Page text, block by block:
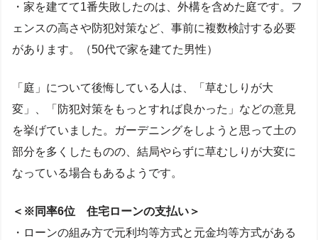
・家を建てて1番失敗したのは、外構を含めた庭です。フ
ェンスの高さや防犯対策など、事前に複数検討する必要
があります。（50代で家を建てた男性）
「庭」について後悔している人は、「草むしりが大
変」、「防犯対策をもっとすれば良かった」などの意見
を挙げていました。ガーデニングをしようと思って土の
部分を多くしたものの、結局やらずに草むしりが大変に
なっている場合もあるようです。
＜※同率6位 住宅ローンの支払い＞
・ローンの組み方で元利均等方式と元金均等方式がある